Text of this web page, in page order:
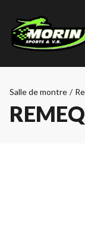
Salle de montre /